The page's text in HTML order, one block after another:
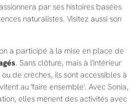
par ses histoires basées
naturalistes. Visitez aussi son
a participé à la mise en place de
. Sans clôture, mais à l'intérieur
de crèches, ils sont accessibles à
au 'faire ensemble'. Avec Sonia,
elles mènent des activités avec